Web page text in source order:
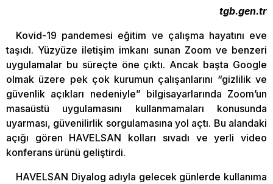
tgb.gen.tr
Kovid-19 pandemesi eğitim ve çalışma hayatını eve
taşıdı. Yüzyüze iletişim imkanı sunan Zoom ve benzeri
uygulamalar bu süreçte öne çıktı. Ancak başta Google
olmak üzere pek çok kurumun çalışanlarını “gizlilik ve
güvenlik açıkları nedeniyle” bilgisayarlarında Zoom’un
masaüstü uygulamasını kullanmamaları konusunda
uyarması, güvenilirlik sorgulamasına yol açtı. Bu alandaki
açığı gören HAVELSAN kolları sıvadı ve yerli video
konferans ürünü geliştirdi.
HAVELSAN Diyalog adıyla gelecek günlerde kullanıma